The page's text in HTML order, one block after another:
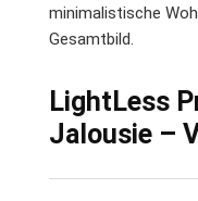
minimalistische
Gesamtbild.
LightLess
Jalousie –